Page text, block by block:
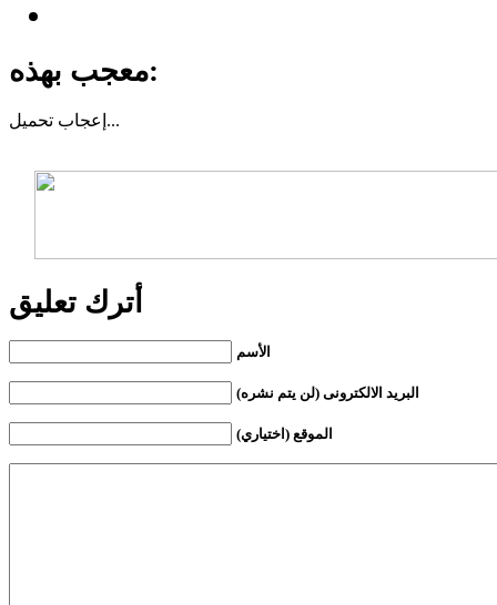
معجب بهذه:
إعجاب تحميل...
أترك تعليق
الأسم
البريد الالكترونى (لن يتم نشره)
الموقع (اختياري)